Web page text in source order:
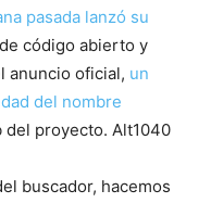
pasada lanzó su
código abierto y
anuncio oficial, un
del nombre
del proyecto. Alt1040
buscador, hacemos